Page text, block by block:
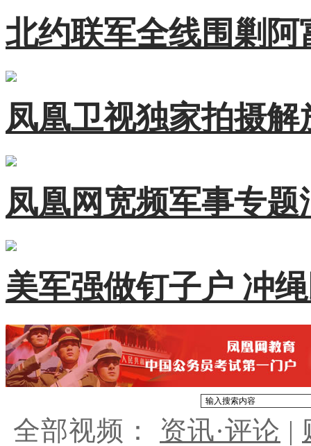
北约联军全线围剿阿
凤凰卫视独家拍摄
凤凰网宽频军事专题
美军强做钉子户 冲
全部视频： 资讯·评论 |